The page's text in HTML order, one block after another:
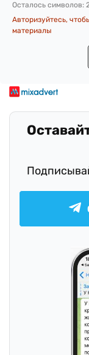
Осталось символов:
Авторизуйтесь,
материалы